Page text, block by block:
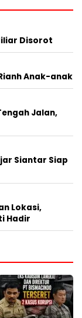
Disorot
Anak-anak
Jalan,
Siantar Siap
Lokasi,
Hadir